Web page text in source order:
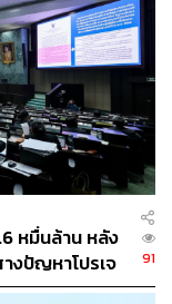
หมื่นล้าน หลัง
งปัญหาโปรเจ
91